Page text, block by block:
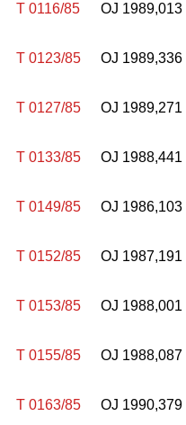
T 0116/85 OJ 1989,013
T 0123/85 OJ 1989,336
T 0127/85 OJ 1989,271
T 0133/85 OJ 1988,441
T 0149/85 OJ 1986,103
T 0152/85 OJ 1987,191
T 0153/85 OJ 1988,001
T 0155/85 OJ 1988,087
T 0163/85 OJ 1990,379